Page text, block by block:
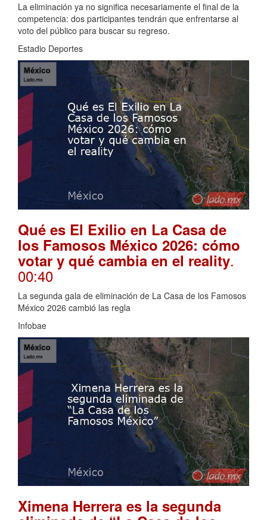
La eliminación ya no significa necesariamente el final de la
competencia: dos participantes tendrán que enfrentarse al
voto del público para buscar su regreso.
Estadio Deportes
Qué es El Exilio en La Casa de
los Famosos México 2026: cómo
votar y qué cambia en el reality.
00:40
La segunda gala de eliminación de La Casa de los Famosos
México 2026 cambió las regla
Infobae
Ximena Herrera es la segunda